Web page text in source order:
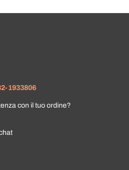
1933806
con il tuo ordine?